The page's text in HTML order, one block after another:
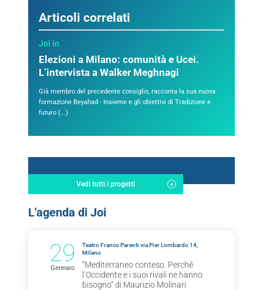
Articoli correlati
Joi in
Elezioni a Milano: comunità e Ucei.
L’intervista a Walker Meghnagi
Già membro del precedente consiglio, racconta la sua nuova
formazione Beyahad - Insieme e gli obiettivi di Tradizione e
futuro (...)
Vedi tutti i progetti
L'agenda di Joi
29
Gennaio
Teatro Franco Parenti via Pier Lombardo 14,
Milano
“Mediterraneo conteso. Perché
l’Occidente e i suoi rivali ne hanno
bisogno” di Maurizio Molinari